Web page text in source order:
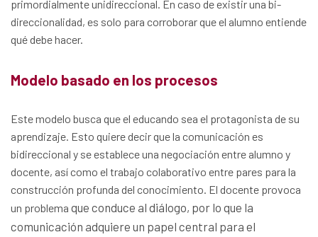
primordialmente unidireccional. En caso de existir una bi-
direccionalidad, es solo para corroborar que el alumno entiende
qué debe hacer.
Modelo basado en los procesos
Este modelo busca que el educando sea el protagonista de su
aprendizaje. Esto quiere decir que la comunicación es
bidireccional y se establece una negociación entre alumno y
docente, así como el trabajo colaborativo entre pares para la
construcción profunda del conocimiento. El docente provoca
un problema que conduce al diálogo, por lo que la
comunicación adquiere un papel central para el